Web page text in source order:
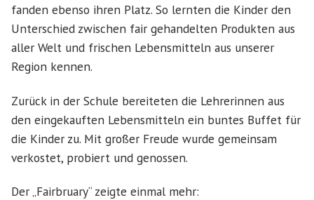
fanden ebenso ihren Platz. So lernten die Kinder den
Unterschied zwischen fair gehandelten Produkten aus
aller Welt und frischen Lebensmitteln aus unserer
Region kennen.
Zurück in der Schule bereiteten die Lehrerinnen aus
den eingekauften Lebensmitteln ein buntes Buffet für
die Kinder zu. Mit großer Freude wurde gemeinsam
verkostet, probiert und genossen.
Der „Fairbruary“ zeigte einmal mehr: